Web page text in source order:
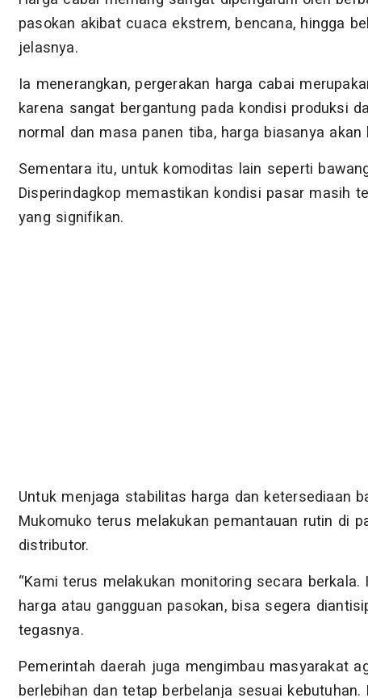
pasokan akibat cuaca ekstrem, bencana, hingga
jelasnya.
Ia menerangkan, pergerakan harga cabai
karena sangat bergantung pada kondisi produksi
normal dan masa panen tiba, harga biasanya akan
Sementara itu, untuk komoditas lain seperti
Disperindagkop memastikan kondisi pasar masih
yang signifikan.
Untuk menjaga stabilitas harga dan ketersediaan
Mukomuko terus melakukan pemantauan rutin di
distributor.
“Kami terus melakukan monitoring secara
harga atau gangguan pasokan, bisa segera
tegasnya.
Pemerintah daerah juga mengimbau masyarakat
berlebihan dan tetap berbelanja sesuai